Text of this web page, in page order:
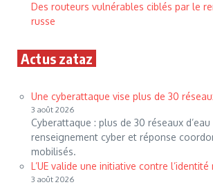
Des routeurs vulnérables ciblés par le
russe
Actus zataz
Une cyberattaque vise plus de 30
3 août 2026
Cyberattaque : plus de 30 réseaux d’eau
renseignement cyber et réponse
mobilisés.
L’UE valide une initiative contre l’identité
3 août 2026